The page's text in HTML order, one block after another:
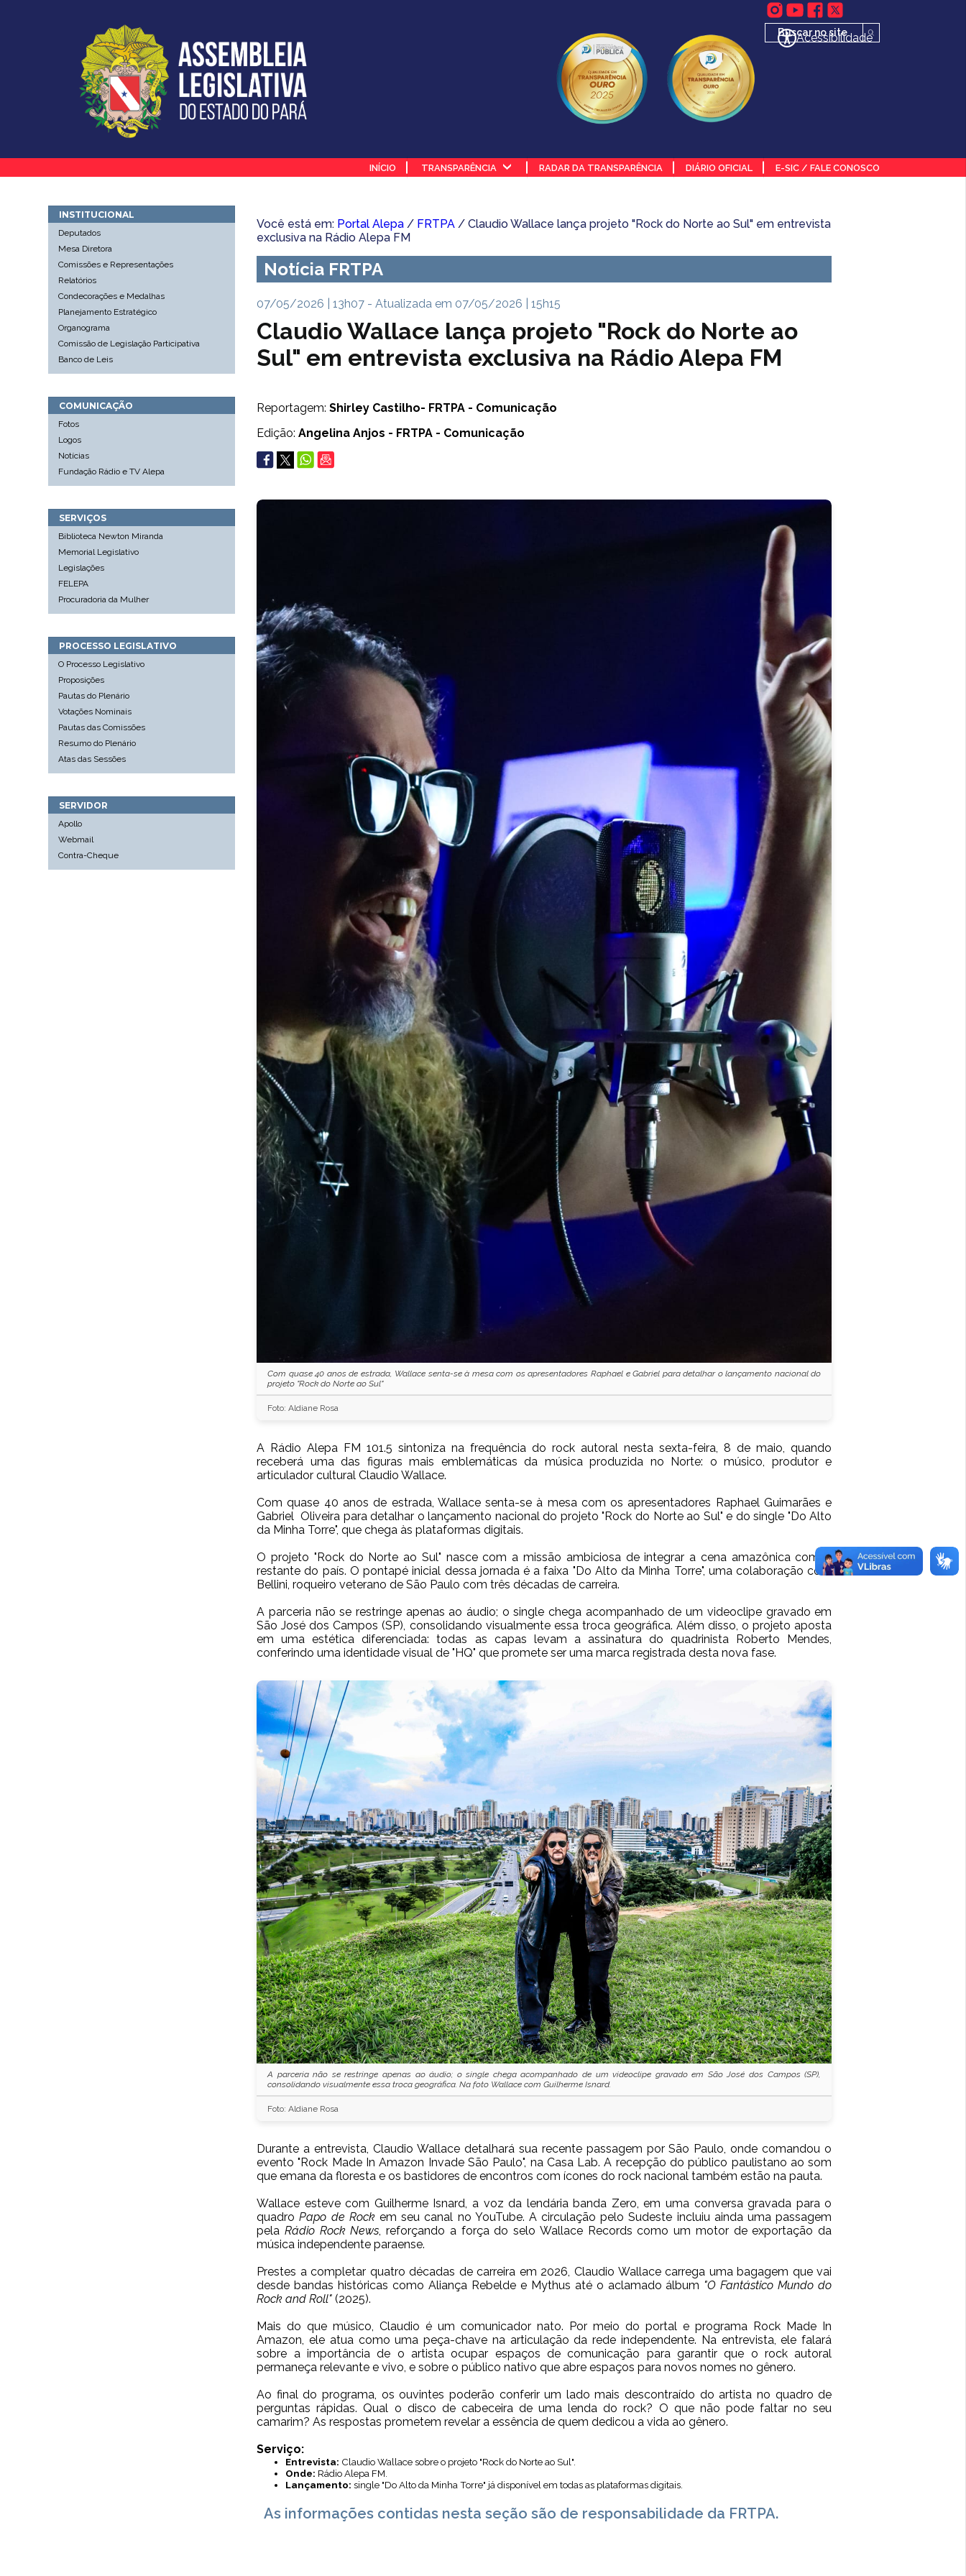
Acessibilidade
INÍCIO TRANSPARÊNCIA RADAR DA TRANSPARÊNCIA DIÁRIO OFICIAL E-SIC / FALE CONOSCO
INSTITUCIONAL
Deputados
Mesa Diretora
Comissões e Representações
Relatórios
Condecorações e Medalhas
Planejamento Estratégico
Organograma
Comissão de Legislação Participativa
Banco de Leis
COMUNICAÇÃO
Fotos
Logos
Notícias
Fundação Rádio e TV Alepa
SERVIÇOS
Biblioteca Newton Miranda
Memorial Legislativo
Legislações
FELEPA
Procuradoria da Mulher
PROCESSO LEGISLATIVO
O Processo Legislativo
Proposições
Pautas do Plenário
Votações Nominais
Pautas das Comissões
Resumo do Plenário
Atas das Sessões
SERVIDOR
Apollo
Webmail
Contra-Cheque
Você está em: Portal Alepa / FRTPA / Claudio Wallace lança projeto "Rock do Norte ao Sul" em entrevista
exclusiva na Rádio Alepa FM
Notícia FRTPA
07/05/2026 | 13h07 - Atualizada em 07/05/2026 | 15h15
Claudio Wallace lança projeto "Rock do Norte ao
Sul" em entrevista exclusiva na Rádio Alepa FM
Reportagem:Shirley Castilho- FRTPA - Comunicação
Edição:Angelina Anjos - FRTPA - Comunicação
Com quase 40 anos de estrada, Wallace senta-se à mesa com os apresentadores Raphael e Gabriel para detalhar o lançamento nacional do
projeto "Rock do Norte ao Sul"
Foto: Aldiane Rosa
A Rádio Alepa FM 101.5 sintoniza na frequência do rock autoral nesta sexta-feira, 8 de maio, quando
receberá uma das figuras mais emblemáticas da música produzida no Norte: o músico, produtor e
articulador culturalClaudio Wallace.
Com quase 40 anos de estrada, Wallace senta-se à mesa com os apresentadores Raphael Guimarães e
Gabriel Oliveira para detalhar o lançamento nacional do projeto"Rock do Norte ao Sul" e do single "Do Alto
da Minha Torre", que chega às plataformas digitais.
O projeto "Rock do Norte ao Sul" nasce com a missão ambiciosa de integrar a cena amazônica com o
restante do país. O pontapé inicial dessa jornada é a faixa "Do Alto da Minha Torre", uma colaboração com
Bellini , roqueiro veterano de São Paulo com três décadas de carreira.
A parceria não se restringe apenas ao áudio; o single chega acompanhado de um videoclipe gravado em
São José dos Campos (SP), consolidando visualmente essa troca geográfica. Além disso, o projeto aposta
em uma estética diferenciada: todas as capas levam a assinatura do quadrinista Roberto Mendes
conferindo uma identidade visual de "HQ" que promete ser uma marca registrada desta nova fase.
A parceria não se restringe apenas ao áudio; o single chega acompanhado de um videoclipe gravado em São José dos Campos (SP),
consolidando visualmente essa troca geográfica. Na foto Wallace com Guilherme Isnard.
Foto: Aldiane Rosa
Durante a entrevista, Claudio Wallace detalhará sua recente passagem por São Paulo, onde comandou o
evento"Rock Made In Amazon Invade São Paulo", na Casa Lab. A recepção do público paulistano ao som
que emana da floresta e os bastidores de encontros com ícones do rock nacional também estão na pauta.
Wallace esteve com Guilherme Isnard , a voz da lendária banda Zero , em uma conversa gravada para o
quadroPapo de Rockem seu canal no YouTube. A circulação pelo Sudeste incluiu ainda uma passagem
pela Rádio Rock News , reforçando a força do selo Wallace Records como um motor de exportação da
música independente paraense.
Prestes a completar quatro décadas de carreira em 2026, Claudio Wallace carrega uma bagagem que vai
desde bandas históricas como Aliança Rebeldee Mythus até o aclamado álbum "O Fantástico Mundo do
Rock and Roll" (2025).
Mais do que músico, Claudio é um comunicador nato. Por meio do portal e programa Rock Made In
Amazon , ele atua como uma peça-chave na articulação da rede independente. Na entrevista, ele falará
sobre a importância de o artista ocupar espaços de comunicação para garantir que o rock autoral
permaneça relevante e vivo, e sobre o público nativo que abre espaços para novos nomes no gênero.
Ao final do programa, os ouvintes poderão conferir um lado mais descontraído do artista no quadro de
perguntas rápidas. Qual o disco de cabeceira de uma lenda do rock? O que não pode faltar no seu
camarim? As respostas prometem revelar a essência de quem dedicou a vida ao gênero.
Serviço:
Entrevista: Claudio Wallace sobre o projeto "Rock do Norte ao Sul".
Onde: Rádio Alepa FM.
Lançamento: single "Do Alto da Minha Torre" já disponível em todas as plataformas digitais.
As informações contidas nesta seção são de responsabilidade da FRTPA.